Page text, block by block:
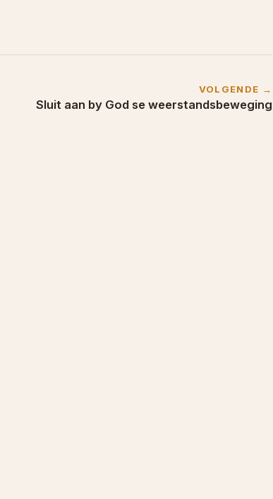
VOLGENDE →
Sluit aan by God se weerstandsbeweging